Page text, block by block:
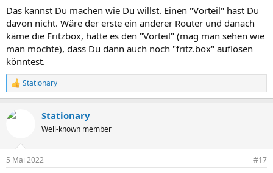
Das kannst Du machen wie Du willst. Einen "Vorteil" hast Du
davon nicht. Wäre der erste ein anderer Router und danach
käme die Fritzbox, hätte es den "Vorteil" (mag man sehen wie
man möchte), dass Du dann auch noch "fritz.box" auflösen
könntest.
R
e
k
e
Stationary
Stationary
Well-known member
5 Mai 2022 #17